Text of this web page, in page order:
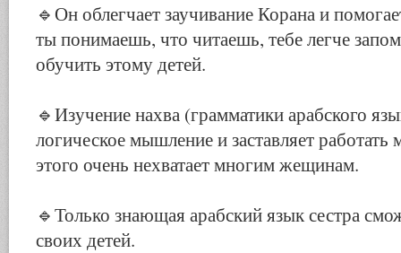
🔹 Он облегчает заучивание Корана и
ты понимаешь, что читаешь, тебе легче
обучить этому детей.
🔹Изучение нахва (грамматики арабского
логическое мышление и заставляет
этого очень нехватает многим жещинам.
🔹Только знающая арабский язык сестра
своих детей.